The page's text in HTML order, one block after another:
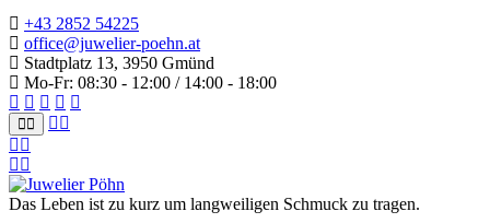
+43 2852 54225
office@juwelier-poehn.at
Stadtplatz 13, 3950 Gmünd
Mo-Fr: 08:30 - 12:00 / 14:00 - 18:00
Das Leben ist zu kurz um langweiligen Schmuck zu tragen.